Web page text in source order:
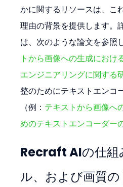
かに関するリソースは、こ
理由の背景を提供します。
は、次のような論文を参照
トから画像への生成におけ
エンジニアリングに関する
整のためにテキストエンコ
（例： テキストから画像へ
めのテキストエンコーダー
Recraft AIの仕組
ル、および画質